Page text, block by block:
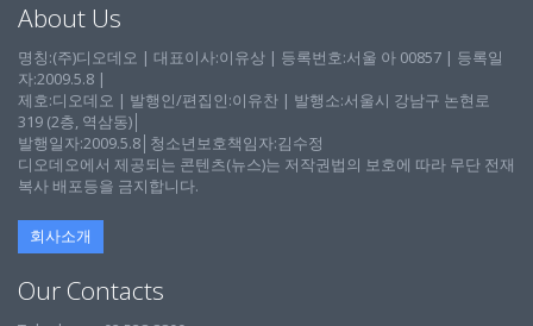
About Us
명칭:(주)디오데오 | 대표이사:이유상 | 등록번호:서울 아 00857 | 등록일
자:2009.5.8 |
제호:디오데오 | 발행인/편집인:이유찬 | 발행소:서울시 강남구 논현로
319 (2층, 역삼동)│
발행일자:2009.5.8│청소년보호책임자:김수정
디오데오에서 제공되는 콘텐츠(뉴스)는 저작권법의 보호에 따라 무단 전재
복사 배포등을 금지합니다.
회사소개
Our Contacts